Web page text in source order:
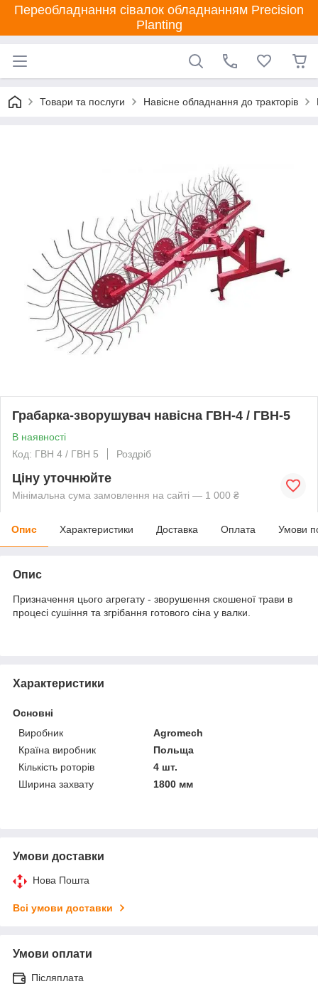
Переобладнання сівалок обладнанням Precision
Planting
Товари та послуги Навісне обладнання до тракторів
Грабарка-зворушувач навісна ГВН-4 / ГВН-5
В наявності
Код: ГВН 4 / ГВН 5
Роздріб
Ціну уточнюйте
Мінімальна сума замовлення на сайті — 1 000 ₴
Опис Характеристики Доставка Оплата Умови
Опис
Призначення цього агрегату - зворушення скошеної трави в
процесі сушіння та згрібання готового сіна у валки.
Характеристики
Основні
Виробник
Agromech
Країна виробник
Польща
Кількість роторів
4 шт.
Ширина захвату
1800 мм
Умови доставки
Нова Пошта
Всі умови доставки
Умови оплати
Післяплата